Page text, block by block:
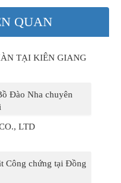
QUAN
TẠI KIÊN GIANG
Đào Nha chuyên
LTD
Công chứng tại Đồng